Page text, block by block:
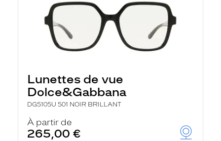
Lunettes de vue
Dolce&Gabbana
DG5105U 501 NOIR BRILLANT
À partir de
265,00 €